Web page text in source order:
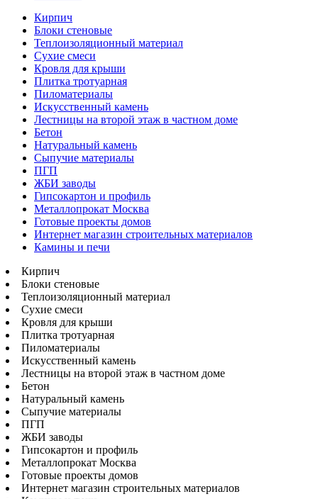
Кирпич
Блоки стеновые
Теплоизоляционный материал
Сухие смеси
Кровля для крыши
Плитка тротуарная
Пиломатериалы
Искусственный камень
Лестницы на второй этаж в частном доме
Бетон
Натуральный камень
Сыпучие материалы
ПГП
ЖБИ заводы
Гипсокартон и профиль
Металлопрокат Москва
Готовые проекты домов
Интернет магазин строительных материалов
Камины и печи
Кирпич
Блоки стеновые
Теплоизоляционный материал
Сухие смеси
Кровля для крыши
Плитка тротуарная
Пиломатериалы
Искусственный камень
Лестницы на второй этаж в частном доме
Бетон
Натуральный камень
Сыпучие материалы
ПГП
ЖБИ заводы
Гипсокартон и профиль
Металлопрокат Москва
Готовые проекты домов
Интернет магазин строительных материалов